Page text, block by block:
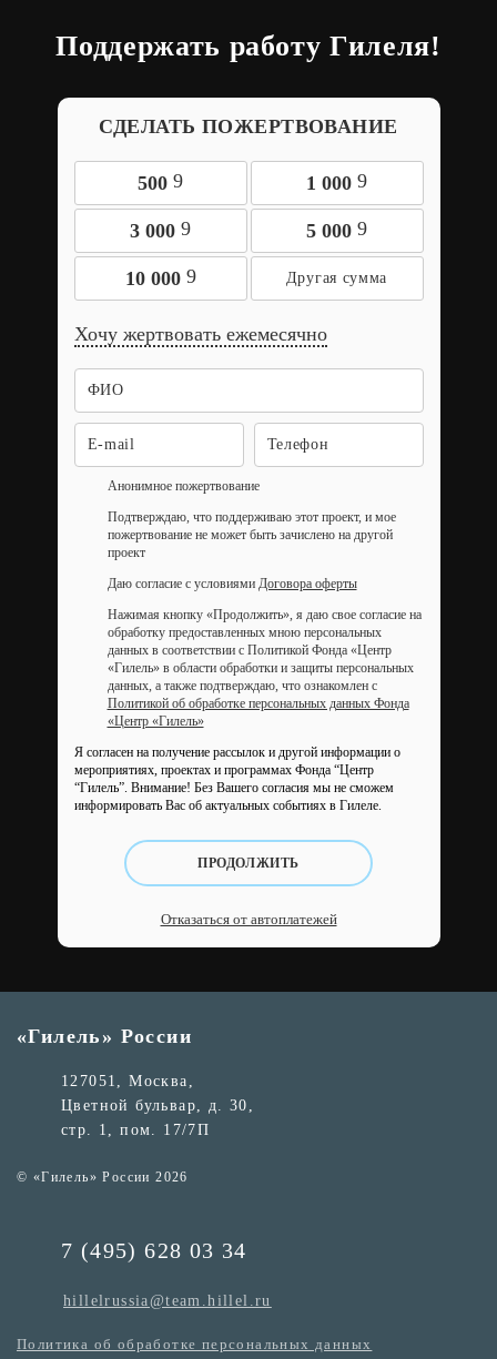
Поддержать работу Гилеля!
СДЕЛАТЬ ПОЖЕРТВОВАНИЕ
500 9 1 000 9
3 000 9 5 000 9
10 000 9
Хочу жертвовать ежемесячно
Анонимное пожертвование
Подтверждаю, что поддерживаю этот проект, и мое
пожертвование не может быть зачислено на другой
проект
Даю согласие с условиями Договора оферты
Нажимая кнопку «Продолжить», я даю свое согласие на
обработку предоставленных мною персональных
данных в соответствии с Политикой Фонда «Центр
«Гилель» в области обработки и защиты персональных
данных, а также подтверждаю, что ознакомлен с
Политикой об обработке персональных данных Фонда
«Центр «Гилель»
Я согласен на получение рассылок и другой информации о
мероприятиях, проектах и программах Фонда “Центр
“Гилель”. Внимание! Без Вашего согласия мы не сможем
информировать Вас об актуальных событиях в Гилеле.
ПРОДОЛЖИТЬ
Отказаться от автоплатежей
«Гилель» России
127051, Москва,
Цветной бульвар, д. 30,
стр. 1, пом. 17/7П
© «Гилель» России 2026
7 (495) 628 03 34
hillelrussia@team.hillel.ru
Политика об обработке персональных данных